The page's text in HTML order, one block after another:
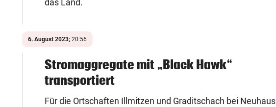
das Land.
6. August 2023; 20:56
Stromaggregate mit „Black Hawk“
transportiert
Für die Ortschaften Illmitzen und Graditschach bei Neuhaus